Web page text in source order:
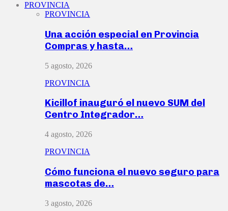
PROVINCIA
PROVINCIA
Una acción especial en Provincia
Compras y hasta…
5 agosto, 2026
PROVINCIA
Kicillof inauguró el nuevo SUM del
Centro Integrador…
4 agosto, 2026
PROVINCIA
Cómo funciona el nuevo seguro para
mascotas de…
3 agosto, 2026